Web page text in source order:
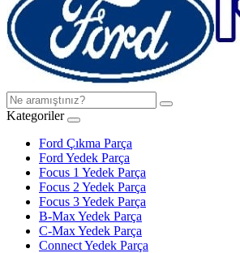
Kategoriler
Ford Çıkma Parça
Ford Yedek Parça
Focus 1 Yedek Parça
Focus 2 Yedek Parça
Focus 3 Yedek Parça
B-Max Yedek Parça
C-Max Yedek Parça
Connect Yedek Parça